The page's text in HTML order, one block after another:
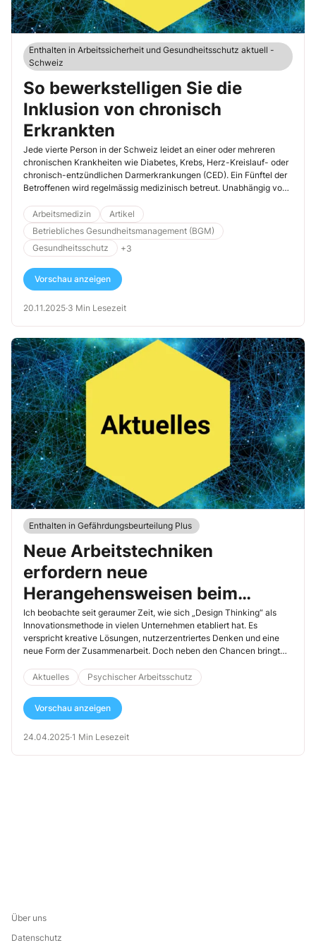
Enthalten in Arbeitssicherheit und Gesundheitsschutz aktuell -
Schweiz
So bewerkstelligen Sie die
Inklusion von chronisch
Erkrankten
Jede vierte Person in der Schweiz leidet an einer oder mehreren
chronischen Krankheiten wie Diabetes, Krebs, Herz-Kreislauf- oder
chronisch-entzündlichen Darmerkrankungen (CED). Ein Fünftel der
Betroffenen wird regelmässig medizinisch betreut. Unabhängig vom
aktiv am Erwerbsleben teilnehmen. Mit allfällig kleinen Anpassungen
können Unternehmen diese Schaffenden unterstützen und
integrieren.
Arbeitsmedizin
Artikel
Betriebliches Gesundheitsmanagement (BGM)
Gesundheitsschutz
+3
Vorschau anzeigen
20.11.2025·3 Min Lesezeit
Enthalten in Gefährdungsbeurteilung Plus
Neue Arbeitstechniken
erfordern neue
Herangehensweisen beim
psychischen Arbeitsschutz
Ich beobachte seit geraumer Zeit, wie sich „Design Thinking“ als
Innovationsmethode in vielen Unternehmen etabliert hat. Es
verspricht kreative Lösungen, nutzerzentriertes Denken und eine
neue Form der Zusammenarbeit. Doch neben den Chancen bringt
Arbeitskultur mit sich – mit direkten Auswirkungen auf die
psychische Belastung der Beschäftigten und den Arbeitsschutz.
Nachfolgend möchte ich Ihnen zeigen, was diese moderne
Arbeitsform für die psychische Gefährdungsbeurteilung bedeutet.
Aktuelles Psychischer Arbeitsschutz
Vorschau anzeigen
24.04.2025·1 Min Lesezeit
Über uns
Datenschutz